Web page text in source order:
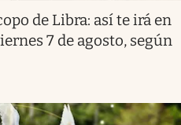
de Libra: así te irá en
7 de agosto, según